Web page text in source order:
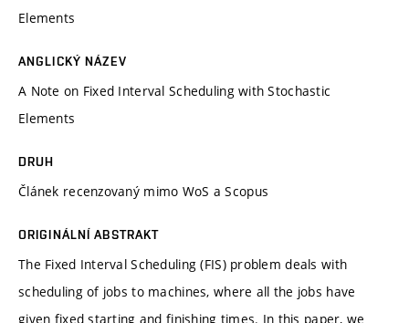
Elements
ANGLICKÝ NÁZEV
A Note on Fixed Interval Scheduling with Stochastic
Elements
DRUH
Článek recenzovaný mimo WoS a Scopus
ORIGINÁLNÍ ABSTRAKT
The Fixed Interval Scheduling (FIS) problem deals with
scheduling of jobs to machines, where all the jobs have
given fixed starting and finishing times. In this paper, we